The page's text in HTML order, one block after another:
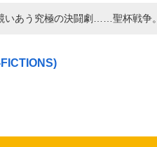
いあう究極の決闘劇……聖杯戦争。